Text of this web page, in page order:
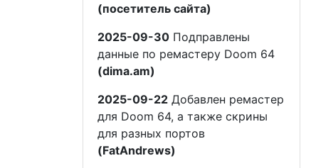
(посетитель сайта)
2025-09-30 Подправлены
данные по ремастеру Doom 64
(dima.am)
2025-09-22 Добавлен ремастер
для Doom 64, а также скрины
для разных портов
(FatAndrews)